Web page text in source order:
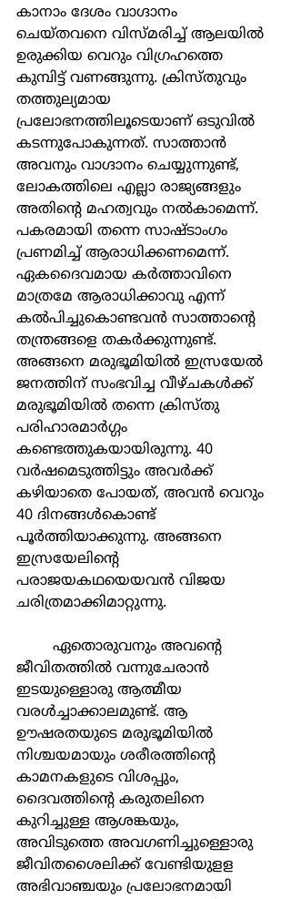
കാനാം ദേശം വാഗ്ദാനം
ചെയ്തവനെ വിസ്മരിച്ച് ആലയില്‍
ഉരുക്കിയ വെറും വിഗ്രഹത്തെ
കുമ്പിട്ട് വണങ്ങുന്നു. ക്രിസ്തുവും
തത്തുല്യമായ
പ്രലോഭനത്തിലൂടെയാണ് ഒടുവില്‍
കടന്നുപോകുന്നത്. സാത്താന്‍
അവനും വാഗ്ദാനം ചെയ്യുന്നുണ്ട്,
ലോകത്തിലെ എല്ലാ രാജ്യങ്ങളും
അതിന്‍റെ മഹത്വവും നല്‍കാമെന്ന്.
പകരമായി തന്നെ സാഷ്ടാംഗം
പ്രണമിച്ച് ആരാധിക്കണമെന്ന്.
ഏകദൈവമായ കര്‍ത്താവിനെ
മാത്രമേ ആരാധിക്കാവു എന്ന്
കല്‍പിച്ചുകൊണ്ടവന്‍ സാത്താന്‍റെ
തന്ത്രങ്ങളെ തകര്‍ക്കുന്നുണ്ട്.
അങ്ങനെ മരുഭൂമിയില്‍ ഇസ്രയേല്‍
ജനത്തിന് സംഭവിച്ച വീഴ്ചകള്‍ക്ക്
മരുഭൂമിയില്‍ തന്നെ ക്രിസ്തു
പരിഹാരമാര്‍ഗ്ഗം
കണ്ടെത്തുകയായിരുന്നു. 40
വര്‍ഷമെടുത്തിട്ടും അവര്‍ക്ക്
കഴിയാതെ പോയത്, അവന്‍ വെറും
40 ദിനങ്ങള്‍കൊണ്ട്
പൂര്‍ത്തിയാക്കുന്നു. അങ്ങനെ
ഇസ്രയേലിന്‍റെ
പരാജയകഥയെയവന്‍ വിജയ
ചരിത്രമാക്കിമാറ്റുന്നു.
ജീവിതത്തില്‍ വന്നുചേരാന്‍
ഇടയുള്ളൊരു ആത്മീയ
വരള്‍ച്ചാക്കാലമുണ്ട്. ആ
ഊഷരതയുടെ മരുഭൂമിയില്‍
നിശ്ചയമായും ശരീരത്തിന്‍റെ
കാമനകളുടെ വിശപ്പും,
ദൈവത്തിന്‍റെ കരുതലിനെ
കുറിച്ചുള്ള ആശങ്കയും,
അവിടുത്തെ അവഗണിച്ചുള്ളൊരു
ജീവിതശൈലിക്ക് വേണ്ടിയുളള
അഭിവാഞ്ചയും പ്രലോഭനമായി